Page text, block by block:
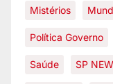
Mistérios
Política Governo
Saúde SP